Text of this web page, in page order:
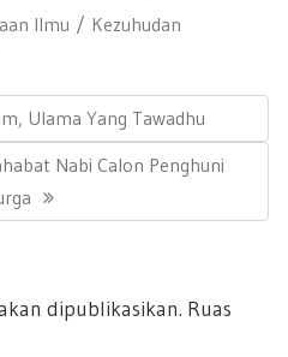
Ilmu
Kezuhudan
Ulama Yang Tawadhu
Nabi Calon Penghuni
dipublikasikan. Ruas